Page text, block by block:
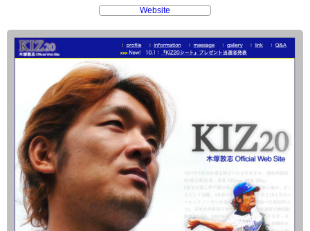
Website